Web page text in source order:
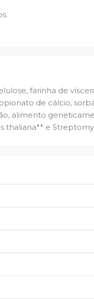
farinha de
de cálcio,
alimento
thaliana** e